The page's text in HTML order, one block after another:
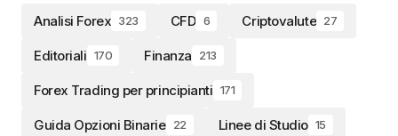
Analisi Forex 323 CFD 6 Criptovalute 27
Editoriali 170 Finanza 213
Forex Trading per principianti 171
Guida Opzioni Binarie 22 Linee di Studio 15